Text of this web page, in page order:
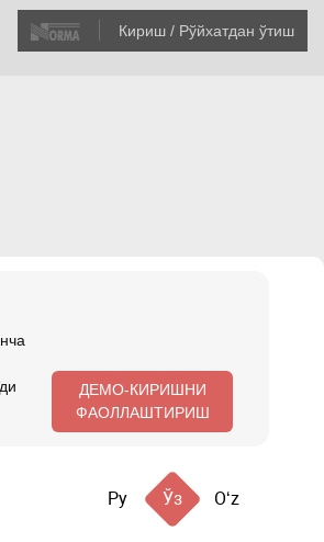
Кириш / Рўйхатдан ўтиш
ДЕМО-КИРИШНИ
ФАОЛЛАШТИРИШ
Ру Ўз Oʻz